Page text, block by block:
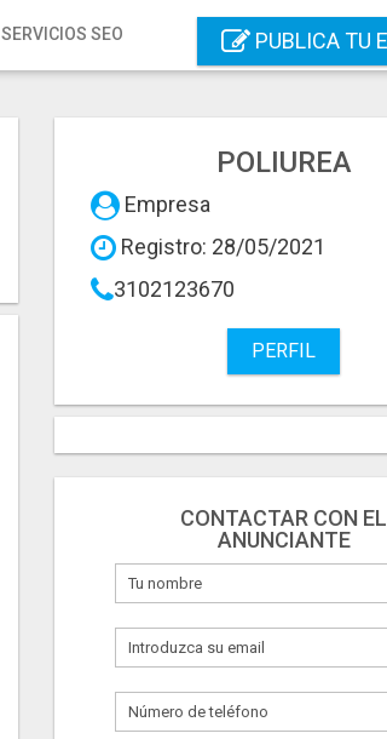
SERVICIOS SEO PUBLICA TU
POLIUREA
Empresa
Registro: 28/05/2021
3102123670
PERFIL
CONTACTAR CON EL
ANUNCIANTE